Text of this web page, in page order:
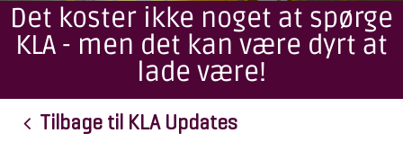
Det koster ikke noget at spørge
KLA - men det kan være dyrt at
lade være!
Tilbage til KLA Updates